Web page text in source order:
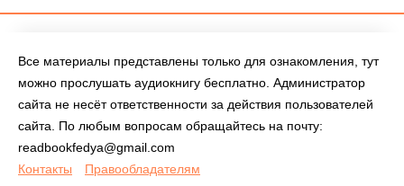
Все материалы представлены только для ознакомления, тут
можно прослушать аудиокнигу бесплатно. Администратор
сайта не несёт ответственности за действия пользователей
сайта. По любым вопросам обращайтесь на почту:
readbookfedya@gmail.com
Контакты
Правообладателям